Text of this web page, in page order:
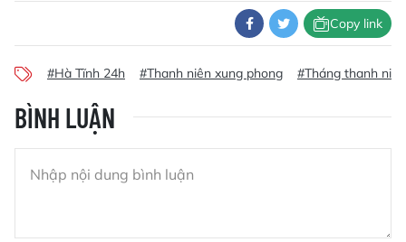
Copy link
#Hà Tĩnh 24h #Thanh niên xung phong #Tháng thanh niên
BÌNH LUẬN